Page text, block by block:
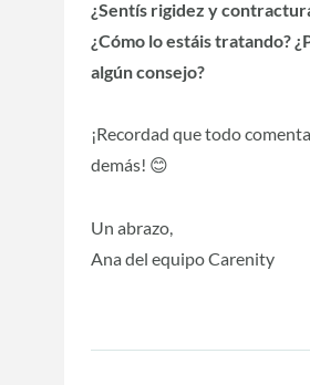
¿Sentís rigidez y
¿Cómo lo estáis tratando?
algún consejo?
¡Recordad que todo
demás! 😊
Un abrazo,
Ana del equipo Carenity